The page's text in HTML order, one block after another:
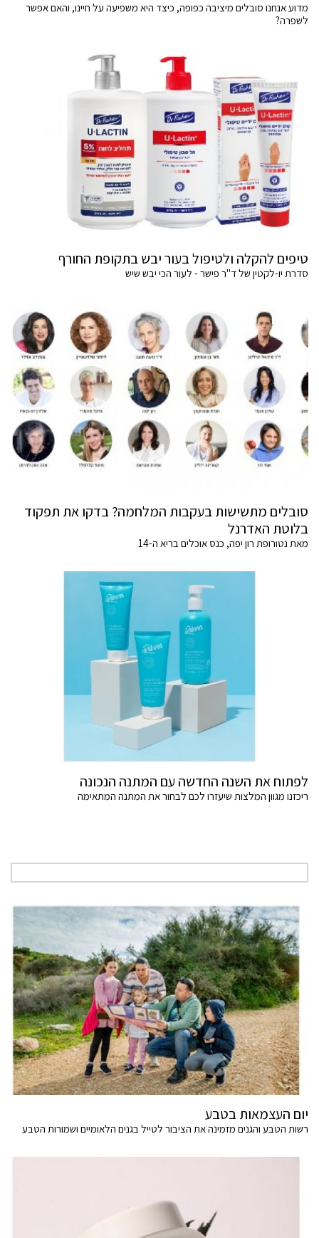
מדוע אנחנו סובלים מיציבה כפופה, כיצד היא משפיעה על חיינו, והאם אפשר
לשפרה?
טיפים להקלה ולטיפול בעור יבש בתקופת החורף
סדרת יו-לקטין של ד"ר פישר - לעור הכי יבש שיש
סובלים מתשישות בעקבות המלחמה? בדקו את תפקוד
בלוטת האדרנל
מאת נטורופת רון יפה, כנס אוכלים בריא ה-14
לפתוח את השנה החדשה עם המתנה הנכונה
ריכזנו מגוון המלצות שיעזרו לכם לבחור את המתנה המתאימה
יום העצמאות בטבע
רשות הטבע והגנים מזמינה את הציבור לטייל בגנים הלאומיים ושמורות הטבע